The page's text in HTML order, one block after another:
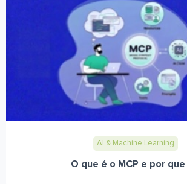
AI & Machine Learning
O que é o MCP e por que